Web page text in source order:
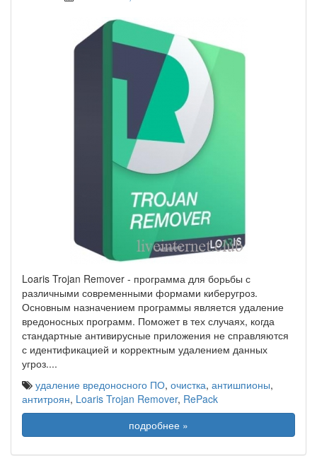
Loaris Trojan Remover - программа для борьбы с
различными современными формами киберугроз.
Основным назначением программы является удаление
вредоносных программ. Поможет в тех случаях, когда
стандартные антивирусные приложения не справляются
с идентификацией и корректным удалением данных
угроз....
удаление вредоносного ПО, очистка, антишпионы,
антитроян, Loaris Trojan Remover, RePack
подробнее »